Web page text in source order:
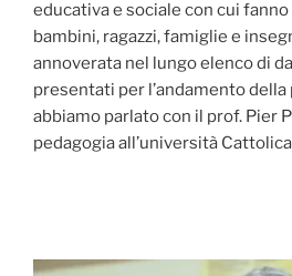
educativa e sociale con cui
bambini, ragazzi, famiglie e
annoverata nel lungo elenco di
presentati per l’andamento della
abbiamo parlato con il prof. Pier
pedagogia all’università